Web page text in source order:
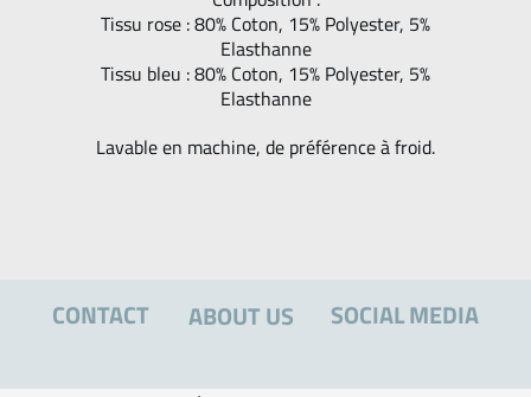
CONTACT SOCIAL MEDIA
ABOUT US
Tissu rose : 80% Coton, 15% Polyester, 5%
Elasthanne
Tissu bleu : 80% Coton, 15% Polyester, 5%
Elasthanne
Lavable en machine, de préférence à froid.